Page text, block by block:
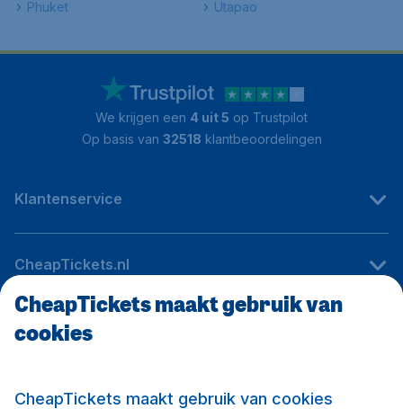
Phuket
Utapao
We krijgen een 4 uit 5 op Trustpilot
Op basis van 32518 klantbeoordelingen
Klantenservice
CheapTickets.nl
Internationale sites
Volg CheapTickets.nl
CheapTickets maakt gebruik van
cookies
CheapTickets maakt gebruik van cookies